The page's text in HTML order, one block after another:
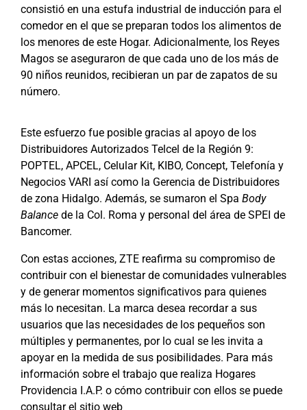
consistió en una estufa industrial de inducción para el
comedor en el que se preparan todos los alimentos de
los menores de este Hogar. Adicionalmente, los Reyes
Magos se aseguraron de que cada uno de los más de
90 niños reunidos, recibieran un par de zapatos de su
número.
Este esfuerzo fue posible gracias al apoyo de los
Distribuidores Autorizados Telcel de la Región 9:
POPTEL, APCEL, Celular Kit, KIBO, Concept, Telefonía y
Negocios VARI así como la Gerencia de Distribuidores
de zona Hidalgo. Además, se sumaron el Spa Body
Balance de la Col. Roma y personal del área de SPEI de
Bancomer.
Con estas acciones, ZTE reafirma su compromiso de
contribuir con el bienestar de comunidades vulnerables
y de generar momentos significativos para quienes
más lo necesitan. La marca desea recordar a sus
usuarios que las necesidades de los pequeños son
múltiples y permanentes, por lo cual se les invita a
apoyar en la medida de sus posibilidades. Para más
información sobre el trabajo que realiza Hogares
Providencia I.A.P. o cómo contribuir con ellos se puede
consultar el sitio web